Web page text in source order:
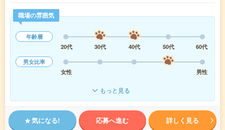
職場の雰囲気
年齢層
20代
30代 40代 50代
60代
男女比率
女性
男性
もっと見る
気になる! 応募へ進む 詳しく見る